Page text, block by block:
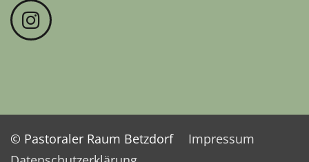
© Pastoraler Raum Betzdorf
Impressum